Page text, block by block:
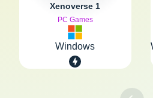
Xenoverse 1
PC Games
Windows